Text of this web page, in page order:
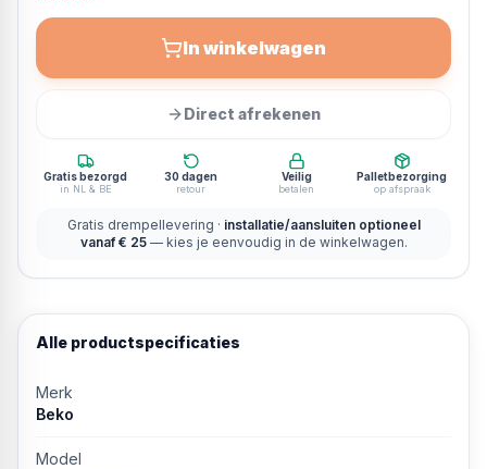
In winkelwagen
Direct afrekenen
Gratis bezorgd
in NL & BE
30 dagen
retour
Veilig
betalen
Palletbezorging
op afspraak
Gratis drempellevering · installatie/aansluiten optioneel
vanaf € 25 — kies je eenvoudig in de winkelwagen.
Alle productspecificaties
Merk
Beko
Model